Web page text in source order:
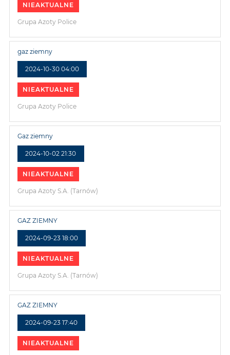
NIEAKTUALNE
Grupa Azoty Police
2024-10-30 04:00
gaz ziemny
NIEAKTUALNE
Grupa Azoty Police
2024-10-02 21:30
Gaz ziemny
NIEAKTUALNE
Grupa Azoty S.A. (Tarnów)
2024-09-23 18:00
GAZ ZIEMNY
NIEAKTUALNE
Grupa Azoty S.A. (Tarnów)
2024-09-23 17:40
GAZ ZIEMNY
NIEAKTUALNE